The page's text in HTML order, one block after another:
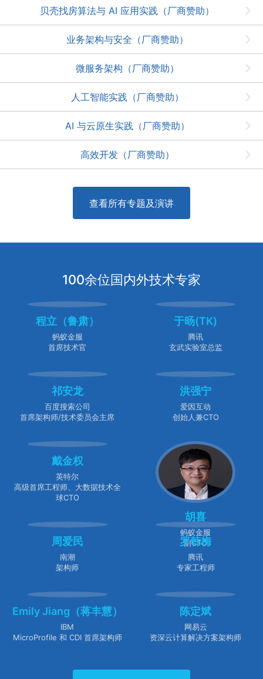
贝壳找房算法与 AI 应用实践（厂商赞助）
业务架构与安全（厂商赞助）
微服务架构（厂商赞助）
人工智能实践（厂商赞助）
AI 与云原生实践（厂商赞助）
高效开发（厂商赞助）
查看所有专题及演讲
100余位国内外技术专家
程立（鲁肃）
蚂蚁金服
首席技术官
于旸(TK)
腾讯
玄武实验室总监
祁安龙
百度搜索公司
首席架构师/技术委员会主席
洪强宁
爱因互动
创始人兼CTO
戴金权
英特尔
高级首席工程师、大数据技术全
球CTO
胡喜
蚂蚁金服
副CTO
周爱民
南潮
架构师
罗韩梅
腾讯
专家工程师
Emily Jiang（蒋丰慧）
IBM
MicroProfile 和 CDI 首席架构师
陈定斌
网易云
资深云计算解决方案架构师